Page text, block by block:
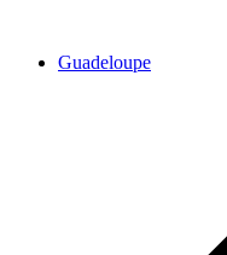
Guadeloupe